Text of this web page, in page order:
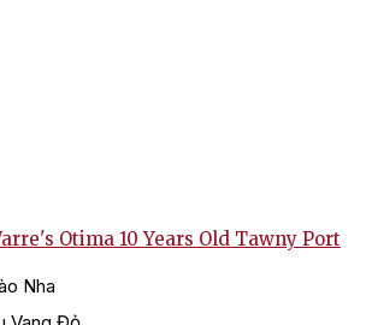
Otima 10 Years Old Tawny Port
Nha